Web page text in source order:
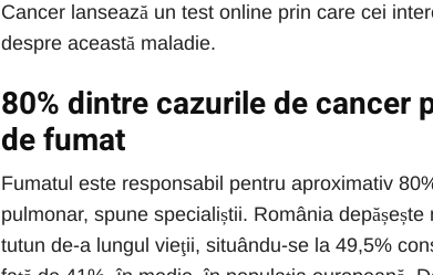
Cancer lansează un test online prin care cei
despre această maladie.
80% dintre cazurile de cancer
de fumat
Fumatul este responsabil pentru aproximativ
pulmonar, spune specialiștii. România
tutun de-a lungul vieţii, situându-se la 49,5%